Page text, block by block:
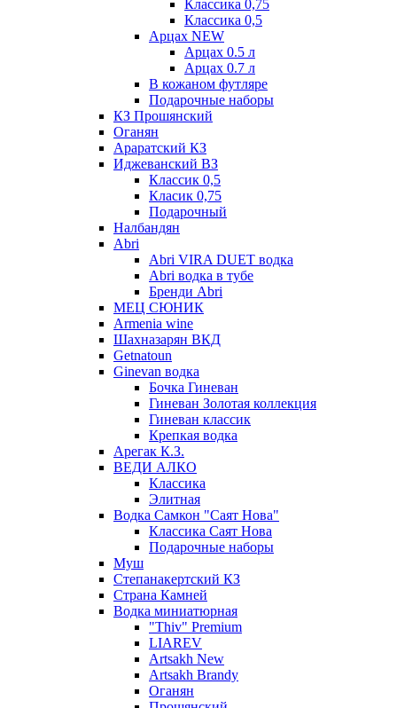
Классика 0,75
Классика 0,5
Арцах NEW
Арцах 0.5 л
Арцах 0.7 л
В кожаном футляре
Подарочные наборы
КЗ Прошянский
Оганян
Араратский КЗ
Иджеванский ВЗ
Классик 0,5
Класик 0,75
Подарочный
Налбандян
Abri
Abri VIRA DUET водка
Abri водка в тубе
Бренди Abri
МЕЦ СЮНИК
Armenia wine
Шахназарян ВКД
Getnatoun
Ginevan водка
Бочка Гиневан
Гиневан Золотая коллекция
Гиневан классик
Крепкая водка
Арегак К.З.
ВЕДИ АЛКО
Классика
Элитная
Водка Самкон "Саят Нова"
Классика Саят Нова
Подарочные наборы
Муш
Степанакертский КЗ
Страна Камней
Водка миниатюрная
"Thiv" Premium
LIAREV
Artsakh New
Artsakh Brandy
Оганян